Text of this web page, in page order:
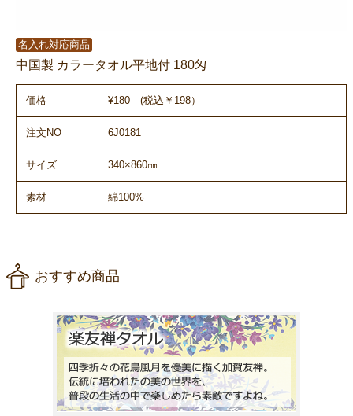
名入れ対応商品
中国製 カラータオル平地付 180匁
価格 ¥180 (税込￥198）
注文NO 6J0181
サイズ 340×860㎜
素材 綿100%
おすすめ商品